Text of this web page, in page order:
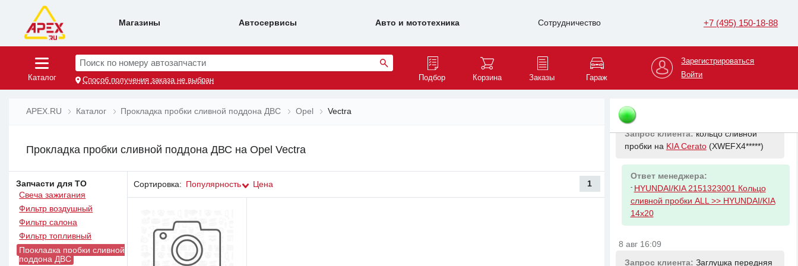
Магазины Автосервисы Авто и мототехника Сотрудничество +7 (495) 150-18-88
Каталог
Поиск по номеру автозапчасти
Способ получения заказа не выбран Подбор Корзина Заказы Гараж
Зарегистрироваться
Войти
APEX.RU Каталог Прокладка пробки сливной поддона ДВС Opel Vectra
Прокладка пробки сливной поддона ДВС на Opel Vectra
Запчасти для ТО
Свеча зажигания
Фильтр воздушный
Фильтр салона
Фильтр топливный
Прокладка пробки сливной
поддона ДВС
Сортировка: Популярность Цена 1
датчик дорожного просвета на
(XW8ZZZ*****)
Ответ менеджера:
VAG 1K0941273M Датчик уровня с
8 авг 15:48
Запрос клиента:кольцо сливной
пробки на KIA Cerato(XWEFX4*****)
Ответ менеджера:
- HYUNDAI/KIA 2151323001 Кольцо
сливной пробки ALL >> HYUNDAI/KIA
14x20
8 авг 16:09
Запрос клиента: Заглушка передняя